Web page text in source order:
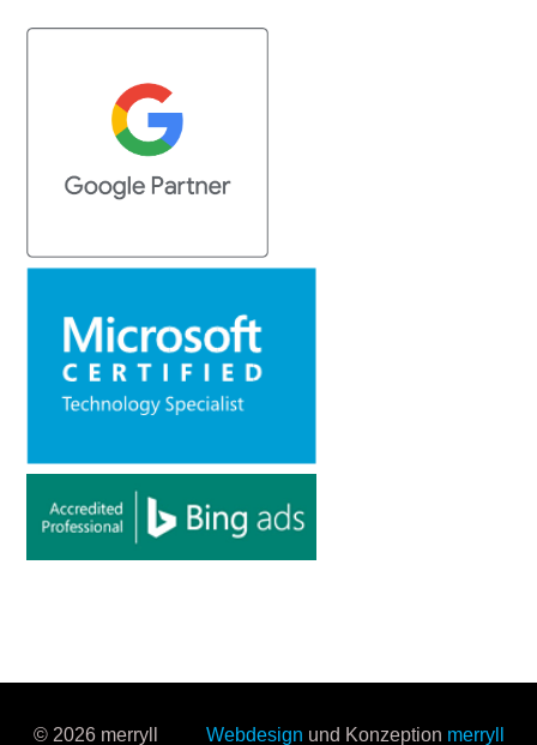
© 2026 merryll Webdesign und Konzeption merryll